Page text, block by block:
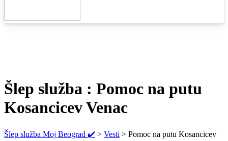
Šlep služba : Pomoc na putu
Kosancicev Venac
Šlep služba Moj Beograd ✔️ > Vesti > Pomoc na putu Kosancicev